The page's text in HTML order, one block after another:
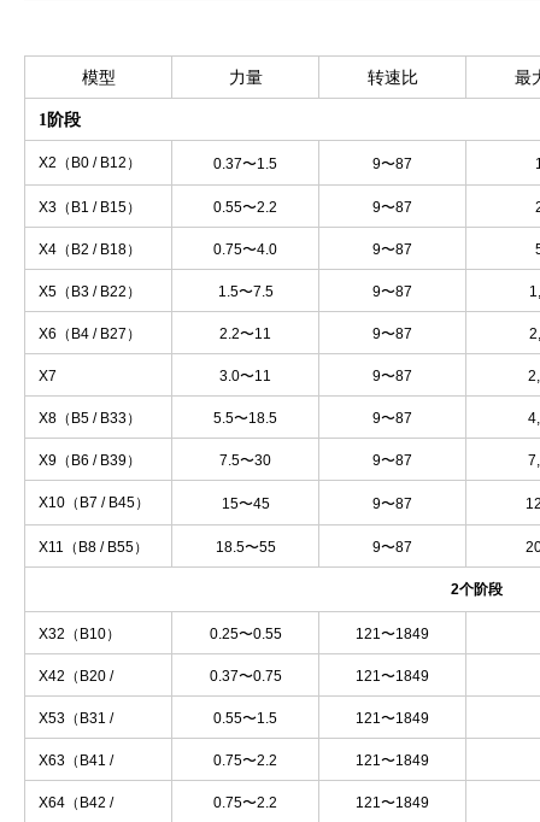
1阶段
X2（B0 / B12） 0.37〜1.5 9〜87
X3（B1 / B15） 0.55〜2.2 9〜87
X4（B2 / B18） 0.75〜4.0 9〜87
X5（B3 / B22） 1.5〜7.5 9〜87
X6（B4 / B27） 2.2〜11 9〜87
X7 3.0〜11 9〜87
X8（B5 / B33） 5.5〜18.5 9〜87
X9（B6 / B39） 7.5〜30 9〜87
X10（B7 / B45） 15〜45 9〜87
X32（B10） 0.25〜0.55 121〜1849
X42（B20 /
0.37〜0.75 121〜1849
X53（B31 /
0.55〜1.5 121〜1849
X63（B41 / 0.75〜2.2 121〜1849